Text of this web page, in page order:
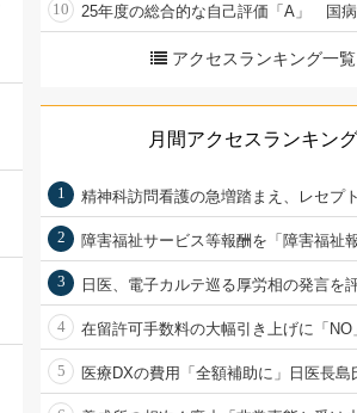
10 25年度の総合的な自己評価「A」 国
アクセスランキング一覧
月間アクセスランキング
1 精神科訪問看護の急増踏まえ、レセプ
2 障害福祉サービス等報酬を「障害福祉
3 日医、電子カルテ巡る厚労相の発言を
4 在留許可手数料の大幅引き上げに「NO
5 医療DXの費用「全額補助に」日医長島